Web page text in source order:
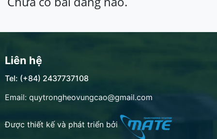
Liên hệ
Tel: (+84) 2437737108
Email: quytrongheovungcao@gmail.com
Được thiết kế và phát triển bởi